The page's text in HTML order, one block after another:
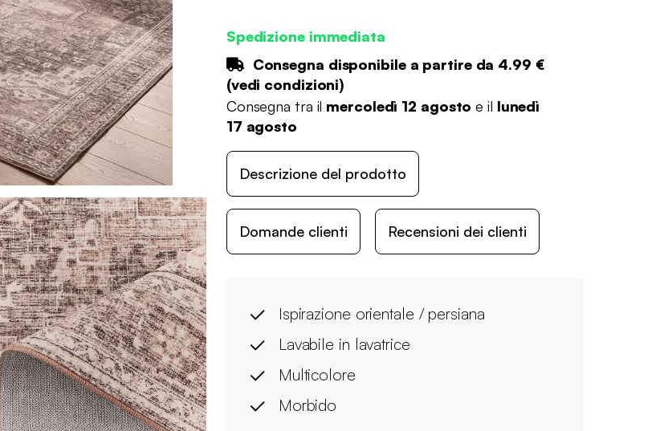
Spedizione immediata
Consegna disponibile a partire da 4.99 €
(vedi condizioni)
Consegna tra il mercoledì 12 agosto e il lunedì
17 agosto
Descrizione del prodotto
Domande clienti Recensioni dei clienti
Ispirazione orientale / persiana
Lavabile in lavatrice
Multicolore
Morbido